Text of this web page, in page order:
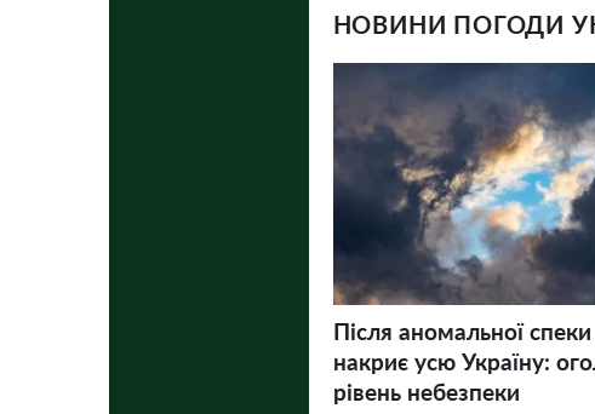
НОВИНИ ПОГОДИ
Після аномальної
накриє усю Україну:
рівень небезпеки